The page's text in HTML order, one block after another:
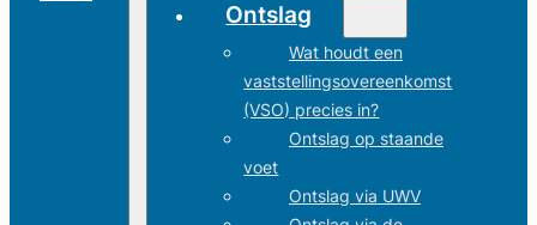
Ontslag
Wat houdt een
vaststellingsovereenkomst
(VSO) precies in?
Ontslag op staande
voet
Ontslag via UWV